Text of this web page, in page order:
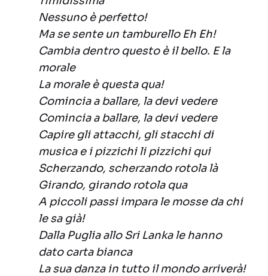
Nessuno è perfetto!
Ma se sente un tamburello Eh Eh!
Cambia dentro questo è il bello. E la
morale
La morale è questa qua!
Comincia a ballare, la devi vedere
Comincia a ballare, la devi vedere
Capire gli attacchi, gli stacchi di
musica e i pizzichi li pizzichi qui
Scherzando, scherzando rotola là
Girando, girando rotola qua
A piccoli passi impara le mosse da chi
le sa già!
Dalla Puglia allo Sri Lanka le hanno
dato carta bianca
La sua danza in tutto il mondo arriverà!